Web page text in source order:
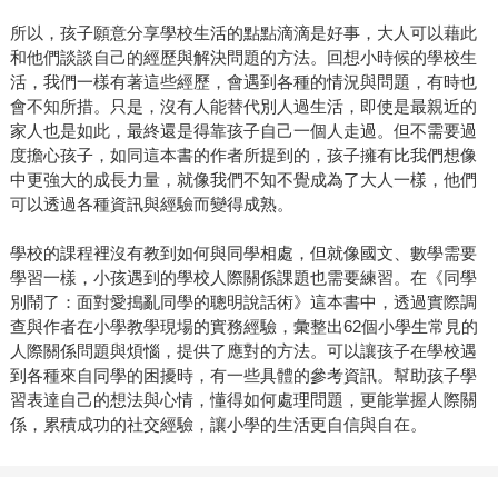
所以，孩子願意分享學校生活的點點滴滴是好事，大人可以藉此
和他們談談自己的經歷與解決問題的方法。回想小時候的學校生
活，我們一樣有著這些經歷，會遇到各種的情況與問題，有時也
會不知所措。只是，沒有人能替代別人過生活，即使是最親近的
家人也是如此，最終還是得靠孩子自己一個人走過。但不需要過
度擔心孩子，如同這本書的作者所提到的，孩子擁有比我們想像
中更強大的成長力量，就像我們不知不覺成為了大人一樣，他們
可以透過各種資訊與經驗而變得成熟。
學校的課程裡沒有教到如何與同學相處，但就像國文、數學需要
學習一樣，小孩遇到的學校人際關係課題也需要練習。在《同學
別鬧了：面對愛搗亂同學的聰明說話術》這本書中，透過實際調
查與作者在小學教學現場的實務經驗，彙整出62個小學生常見的
人際關係問題與煩惱，提供了應對的方法。可以讓孩子在學校遇
到各種來自同學的困擾時，有一些具體的參考資訊。幫助孩子學
習表達自己的想法與心情，懂得如何處理問題，更能掌握人際關
係，累積成功的社交經驗，讓小學的生活更自信與自在。